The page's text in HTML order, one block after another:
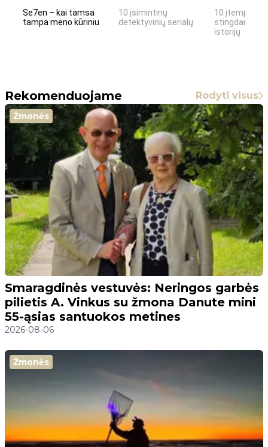
Se7en – kai tamsa
tampa meno kūriniu
10 įsimintinų
detektyvinių serialų
10 įtemptų,
stingdančių
istorijų
Rekomenduojame Rodyti visus
Žmonės
Smaragdinės vestuvės: Neringos garbės
pilietis A. Vinkus su žmona Danute mini
55-ąsias santuokos metines
2026-08-06
Žmonės